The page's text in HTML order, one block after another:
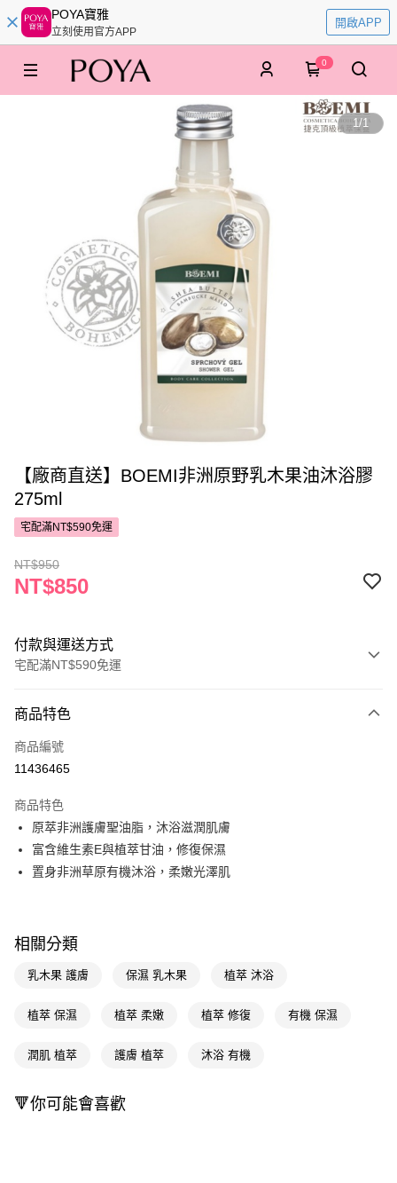
POYA寶雅
立刻使用官方APP
開啟APP
0
1/1
【廠商直送】BOEMI非洲原野乳木果油沐浴膠
275ml
宅配滿NT$590免運
NT$950
NT$850
付款與運送方式
宅配滿NT$590免運
POYA支付
信用卡一次付款
Apple Pay
街口支付
AFTEE先享後付
相關說明
AFTEE先享後付是「在收到商品之後才付款」的支付方式。 讓您購物簡單
２．便利：只要手機號碼，簡訊認證，即可結帳。
【「AFTEE先享後付」結帳流程】
運送方式
宅配(廠商直送🚚)
宅配(離島廠商直送🚚)
商品特色
商品編號
11436465
商品特色
原萃非洲護膚聖油脂，沐浴滋潤肌膚
富含維生素E與植萃甘油，修復保濕
置身非洲草原有機沐浴，柔嫩光澤肌
相關分類
乳木果 護膚 保濕 乳木果 植萃 沐浴
植萃 保濕 植萃 柔嫩 植萃 修復 有機 保濕
潤肌 植萃 護膚 植萃 沐浴 有機
🔻你可能會喜歡